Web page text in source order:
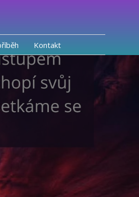
Kontakt